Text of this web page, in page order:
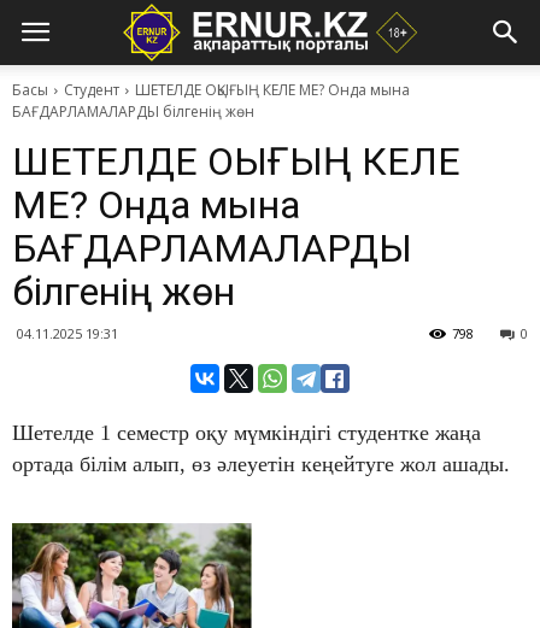
Басы Студент
ШЕТЕЛДЕ ОҚЫҒЫҢ КЕЛЕ МЕ? Онда мына
БАҒДАРЛАМАЛАРДЫ білгенің жөн
ШЕТЕЛДЕ ОҚЫҒЫҢ КЕЛЕ
МЕ? Онда мына
БАҒДАРЛАМАЛАРДЫ
білгенің жөн
04.11.2025 19:31 0
798
Шетелде 1 семестр оқу мүмкіндігі студентке жаңа
ортада білім алып, өз әлеуетін кеңейтуге жол ашады.